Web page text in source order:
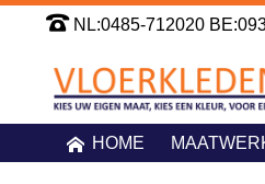
Ga
de
inhoud
NL:0485-712020
HOME